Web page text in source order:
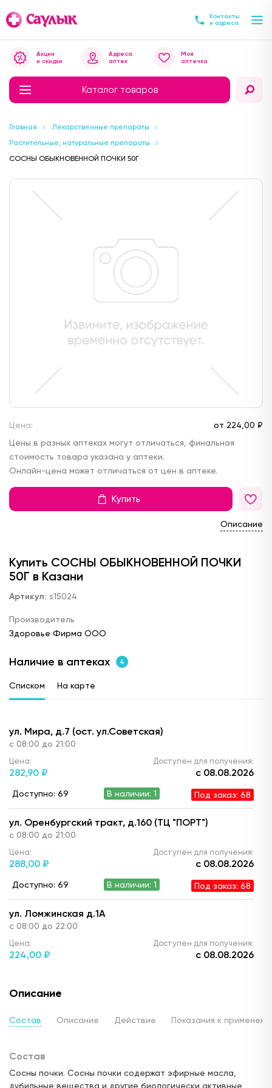
Контакты
и адреса
Каталог товаров
Акции
и скидки
Адреса
аптек
Моя
аптечка
Главная
Лекарственные препараты
Растительные, натуральные препараты
СОСНЫ ОБЫКНОВЕННОЙ ПОЧКИ 50Г
Цена: от 224, 00 ₽
Цены в разных аптеках могут отличаться, финальная
стоимость товара указана у аптеки.
Онлайн-цена может отличаться от цен в аптеке.
Купить
Описание
Купить СОСНЫ ОБЫКНОВЕННОЙ ПОЧКИ
50Г в Казани
Артикул: s15024
Производитель
Здоровье Фирма ООО
Наличие в аптеках 4
Списком На карте
ул. Мира, д.7 (ост. ул.Советская)
с 08:00 до 21:00
Цена:
282,90 ₽
Доступен для получения:
с 08.08.2026
Доступно: 69 В наличии: 1 Под заказ: 68
ул. Оренбургский тракт, д.160 (ТЦ "ПОРТ")
с 08:00 до 21:00
Цена:
288,00 ₽
Доступен для получения:
с 08.08.2026
Доступно: 69 В наличии: 1 Под заказ: 68
ул. Ломжинская д.1А
с 08:00 до 22:00
Цена:
224,00 ₽
Доступен для получения:
с 08.08.2026
с 8.00 до 22.00
Описание
Состав Описание Действие Показания к
Состав
Сосны почки. Сосны почки содержат эфирные масла,
дубильные вещества и другие биологически активные